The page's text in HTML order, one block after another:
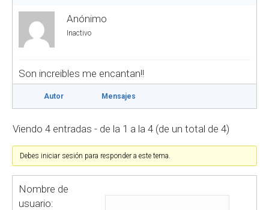
Anónimo
Inactivo
Son increibles me encantan!!
Autor Mensajes
Viendo 4 entradas - de la 1 a la 4 (de un total de 4)
Debes iniciar sesión para responder a este tema.
Nombre de
usuario: